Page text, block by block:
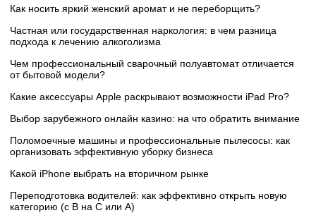
Как носить яркий женский аромат и не переборщить?
Частная или государственная наркология: в чем разница
подхода к лечению алкоголизма
Чем профессиональный сварочный полуавтомат отличается
от бытовой модели?
Какие аксессуары Apple раскрывают возможности iPad Pro?
Выбор зарубежного онлайн казино: на что обратить внимание
Поломоечные машины и профессиональные пылесосы: как
организовать эффективную уборку бизнеса
Какой iPhone выбрать на вторичном рынке
Переподготовка водителей: как эффективно открыть новую
категорию (с B на C или А)